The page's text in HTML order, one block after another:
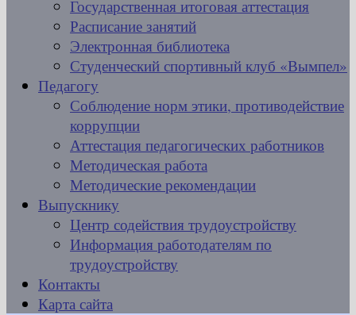
Государственная итоговая аттестация
Расписание занятий
Электронная библиотека
Студенческий спортивный клуб «Вымпел»
Педагогу
Соблюдение норм этики, противодействие
коррупции
Аттестация педагогических работников
Методическая работа
Методические рекомендации
Выпускнику
Центр содействия трудоустройству
Информация работодателям по
трудоустройству
Контакты
Карта сайта